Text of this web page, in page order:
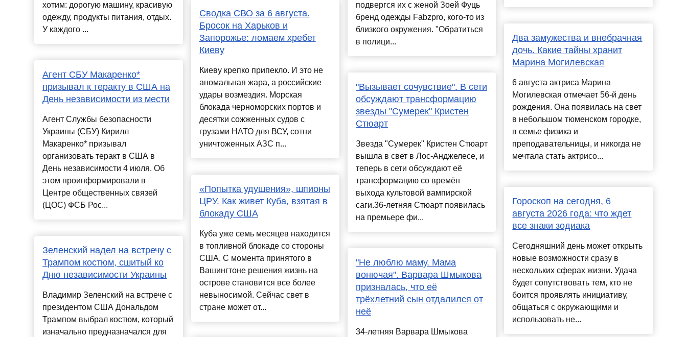
хотим: дорогую машину, красивую
одежду, продукты питания, отдых.
У каждого ...
Агент СБУ Макаренко*
призывал к теракту в США на
День независимости из мести
Агент Службы безопасности
Украины (СБУ) Кирилл
Макаренко* призывал
организовать теракт в США в
День независимости 4 июля. Об
этом проинформировали в
Центре общественных связей
(ЦОС) ФСБ Рос...
Зеленский надел на встречу с
Трампом костюм, сшитый ко
Дню независимости Украины
Владимир Зеленский на встрече с
президентом США Дональдом
Трампом выбрал костюм, который
изначально предназначался для
Сводка СВО за 6 августа.
Бросок на Харьков и
Запорожье: ломаем хребет
Киеву
Киеву крепко припекло. И это не
аномальная жара, а российские
удары возмездия. Морская
блокада черноморских портов и
десятки сожженных судов с
грузами НАТО для ВСУ, сотни
уничтоженных АЗС п...
«Попытка удушения», шпионы
ЦРУ. Как живет Куба, взятая в
блокаду США
Куба уже семь месяцев находится
в топливной блокаде со стороны
США. С момента принятого в
Вашингтоне решения жизнь на
острове становится все более
невыносимой. Сейчас свет в
стране может от...
подвергся их с женой Зоей Фуць
бренд одежды Fabzpro, кого-то из
близкого окружения. "Обратиться
в полици...
"Вызывает сочувствие". В сети
обсуждают трансформацию
звезды "Сумерек" Кристен
Стюарт
Звезда "Сумерек" Кристен Стюарт
вышла в свет в Лос-Анджелесе, и
теперь в сети обсуждают её
трансформацию со времён
выхода культовой вампирской
саги.36-летняя Стюарт появилась
на премьере фи...
"Не люблю маму. Мама
вонючая". Варвара Шмыкова
призналась, что её
трёхлетний сын отдалился от
неё
34-летняя Варвара Шмыкова
Два замужества и внебрачная
дочь. Какие тайны хранит
Марина Могилевская
6 августа актриса Марина
Могилевская отмечает 56-й день
рождения. Она появилась на свет
в небольшом тюменском городке,
в семье физика и
преподавательницы, и никогда не
мечтала стать актрисо...
Гороскоп на сегодня, 6
августа 2026 года: что ждет
все знаки зодиака
Сегодняшний день может открыть
новые возможности сразу в
нескольких сферах жизни. Удача
будет сопутствовать тем, кто не
боится проявлять инициативу,
общаться с окружающими и
использовать не...